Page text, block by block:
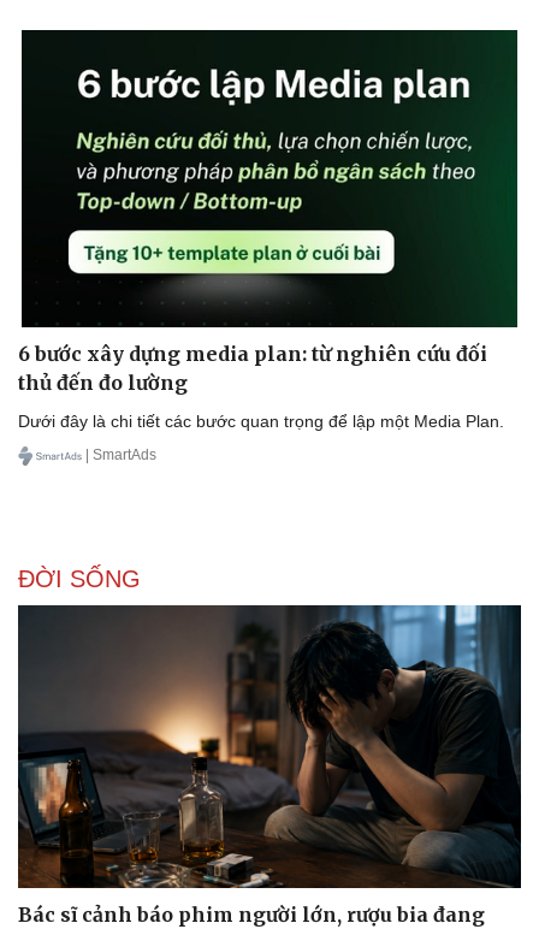
6 bước xây dựng media plan: từ nghiên cứu đối
thủ đến đo lường
Dưới đây là chi tiết các bước quan trọng để lập một Media Plan.
| SmartAds
ĐỜI SỐNG
Bác sĩ cảnh báo phim người lớn, rượu bia đang